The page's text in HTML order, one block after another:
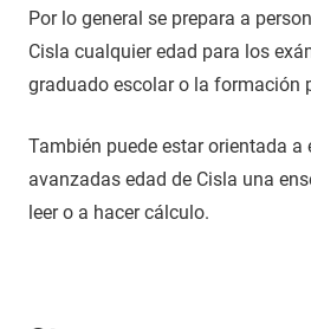
Por lo general se prepara a
Cisla cualquier edad para los
graduado escolar o la formación
También puede estar orientada a
avanzadas edad de Cisla una
leer o a hacer cálculo.